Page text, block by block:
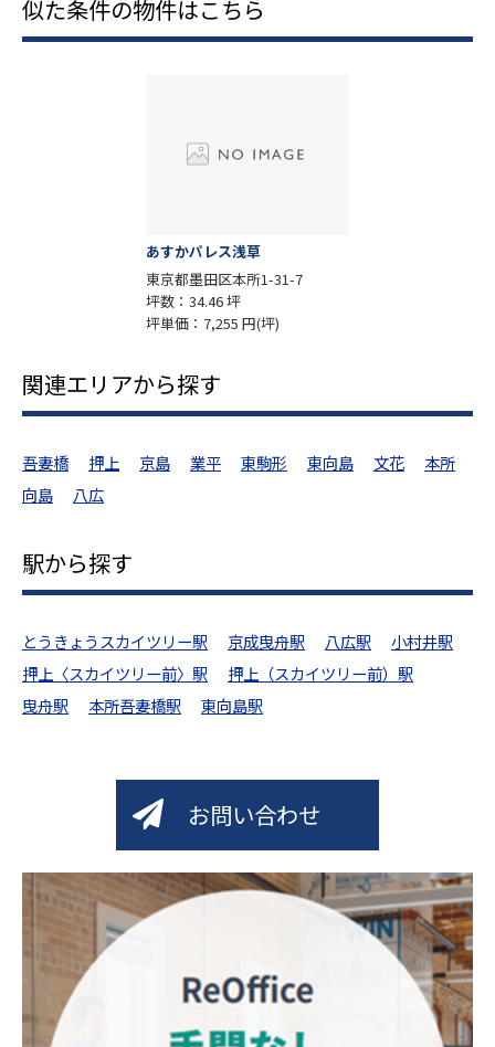
似た条件の物件はこちら
あすかパレス浅草
東京都墨田区本所1-31-7
坪数：34.46 坪
坪単価：7,255 円(坪)
関連エリアから探す
吾妻橋 押上 京島 業平 東駒形 東向島 文花
本所
向島
八広
駅から探す
とうきょうスカイツリー駅 京成曳舟駅 八広駅
小村井駅
押上〈スカイツリー前〉駅
押上（スカイツリー前）駅
曳舟駅
本所吾妻橋駅 東向島駅
お問い合わせ